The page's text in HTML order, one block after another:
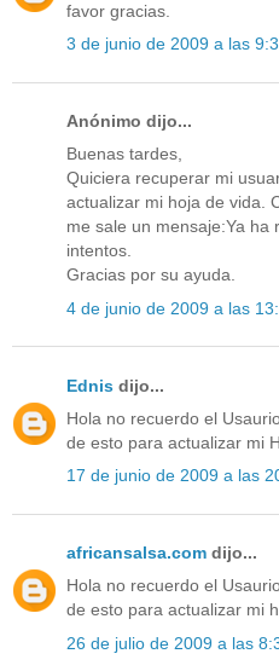
favor gracias.
3 de junio de 2009 a las
Anónimo dijo...
Buenas tardes,
Quiciera recuperar mi
actualizar mi hoja de vida.
me sale un mensaje:Ya ha
intentos.
Gracias por su ayuda.
4 de junio de 2009 a las
Ednis dijo...
Hola no recuerdo el
de esto para actualizar mi
17 de junio de 2009 a las
africansalsa.com dijo...
Hola no recuerdo el
de esto para actualizar mi
26 de julio de 2009 a las